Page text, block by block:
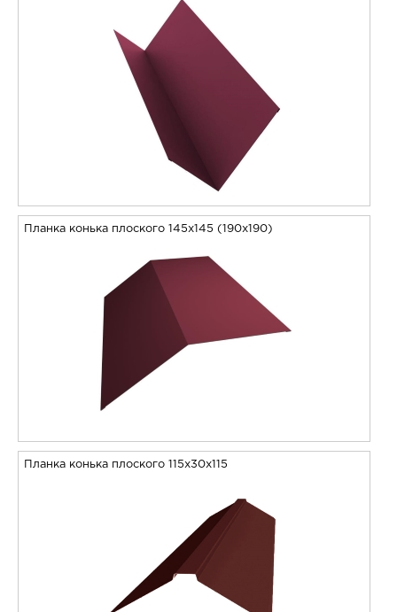
Планка конька плоского 145х145 (190х190)
Планка конька плоского 115х30х115